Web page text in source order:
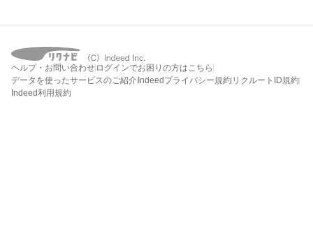
ヘルプ・お問い合わせ ログインでお困りの方はこちら
データを使ったサービスのご紹介 Indeedプライバシー規約 リクルートID規約
Indeed利用規約